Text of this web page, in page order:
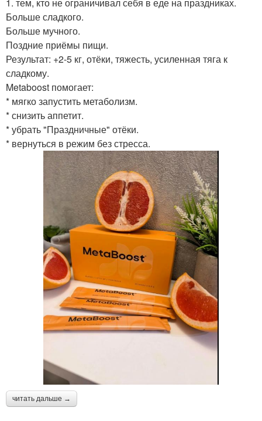
Больше сладкого.
Больше мучного.
Поздние приёмы пищи.
Результат: +2-5 кг, отёки, тяжесть, усиленная тяга к
сладкому.
Metaboost помогает:
* мягко запустить метаболизм.
* снизить аппетит.
* убрать "Праздничные" отёки.
* вернуться в режим без стресса.
читать дальше →